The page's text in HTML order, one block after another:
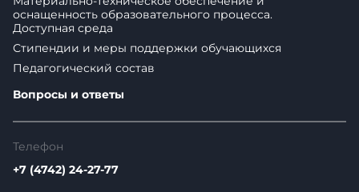
оснащенность образовательного процесса.
Доступная среда
Стипендии и меры поддержки обучающихся
Педагогический состав
Вопросы и ответы
Телефон
+7 (4742) 24-27-77